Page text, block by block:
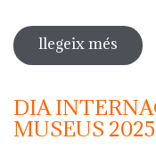
llegeix més
a la
DIA
MUSEUS 2025